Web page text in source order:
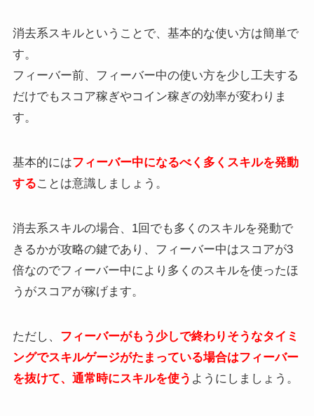
消去系スキルということで、基本的な使い方は簡単で
す。
フィーバー前、フィーバー中の使い方を少し工夫する
だけでもスコア稼ぎやコイン稼ぎの効率が変わりま
す。
基本的にはフィーバー中になるべく多くスキルを発動
することは意識しましょう。
消去系スキルの場合、1回でも多くのスキルを発動で
きるかが攻略の鍵であり、フィーバー中はスコアが3
倍なのでフィーバー中により多くのスキルを使ったほ
うがスコアが稼げます。
ただし、 フィーバーがもう少しで終わりそうなタイミ
ングでスキルゲージがたまっている場合はフィーバー
を抜けて、通常時にスキルを使う ようにしましょう。